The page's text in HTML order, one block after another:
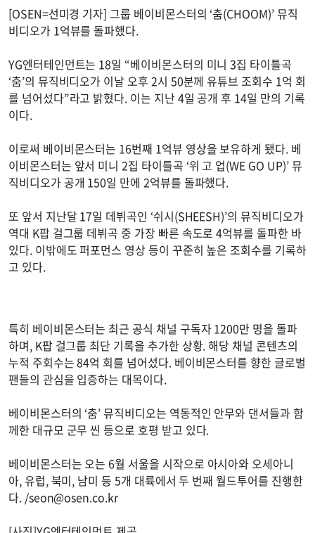
[OSEN=선미경 기자] 그룹 베이비몬스터의 ‘춤(CHOOM)’ 뮤직
비디오가 1억뷰를 돌파했다.
YG엔터테인먼트는 18일 “베이비몬스터의 미니 3집 타이틀곡
‘춤’의 뮤직비디오가 이날 오후 2시 50분께 유튜브 조회수 1억 회
를 넘어섰다”라고 밝혔다. 이는 지난 4일 공개 후 14일 만의 기록
이다.
이로써 베이비몬스터는 16번째 1억뷰 영상을 보유하게 됐다. 베
이비몬스터는 앞서 미니 2집 타이틀곡 ‘위 고 업(WE GO UP)’ 뮤
직비디오가 공개 150일 만에 2억뷰를 돌파했다.
또 앞서 지난달 17일 데뷔곡인 ‘쉬시(SHEESH)’의 뮤직비디오가
역대 K팝 걸그룹 데뷔곡 중 가장 빠른 속도로 4억뷰를 돌파한 바
있다. 이밖에도 퍼포먼스 영상 등이 꾸준히 높은 조회수를 기록하
고 있다.
특히 베이비몬스터는 최근 공식 채널 구독자 1200만 명을 돌파
하며, K팝 걸그룹 최단 기록을 추가한 상황. 해당 채널 콘텐츠의
누적 주회수는 84억 회를 넘어섰다. 베이비몬스터를 향한 글로벌
팬들의 관심을 입증하는 대목이다.
베이비몬스터의 ‘춤’ 뮤직비디오는 역동적인 안무와 댄서들과 함
께한 대규모 군무 씬 등으로 호평 받고 있다.
베이비몬스터는 오는 6월 서울을 시작으로 아시아와 오세아니
아, 유럽, 북미, 남미 등 5개 대륙에서 두 번째 월드투어를 진행한
다. /seon@osen.co.kr